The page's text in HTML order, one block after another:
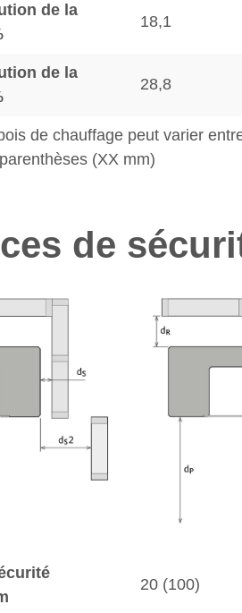
de la
18,1
de la
28,8
de chauffage peut varier
(XX mm)
de
20 (100)